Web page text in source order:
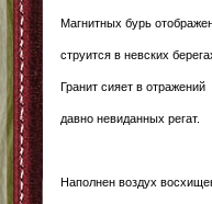
Магнитных бурь
струится в невских
Гранит сияет в отражений
давно невиданных регат.
Наполнен воздух